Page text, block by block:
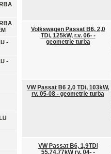
Volkswagen Passat B6, 2,0
TDi, 125kW, r.v. 06- -
geometrie turba
VW Passat B6 2,0 TDi, 103kW,
rv. 05-08 - geometrie turba
VW Passat B6, 1,9TDi
55,74,77kW rv. 04- -
-
-